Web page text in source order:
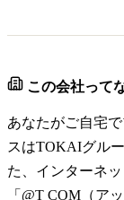
この会社って
あなたがご自宅
スはTOKAIグル
た、インターネ
「@T COM（ア